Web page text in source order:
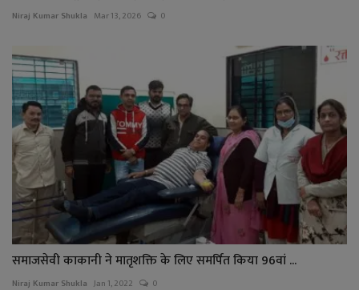
Niraj Kumar Shukla Mar 13, 2026 0
समाजसेवी काकानी ने मातृशक्ति के लिए समर्पित किया 96वां ...
Niraj Kumar Shukla Jan 1, 2022 0